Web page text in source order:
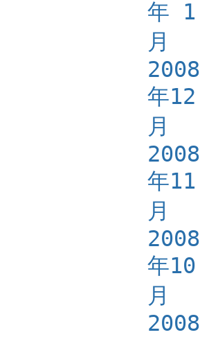
年 1
月
2008
年12
月
2008
年11
月
2008
年10
月
2008